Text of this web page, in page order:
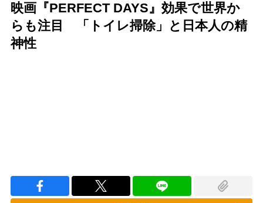
映画『PERFECT DAYS』効果で世界か
らも注目 「トイレ掃除」と日本人の精
神性